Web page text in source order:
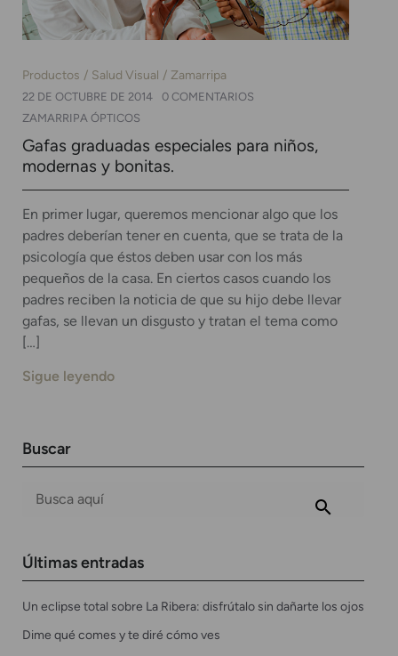
Productos Salud Visual Zamarripa
22 DE OCTUBRE DE 2014
0 COMENTARIOS
ZAMARRIPA ÓPTICOS
Gafas graduadas especiales para niños,
modernas y bonitas.
En primer lugar, queremos mencionar algo que los
padres deberían tener en cuenta, que se trata de la
psicología que éstos deben usar con los más
pequeños de la casa. En ciertos casos cuando los
padres reciben la noticia de que su hijo debe llevar
gafas, se llevan un disgusto y tratan el tema como
[…]
Sigue leyendo
Buscar
Últimas entradas
Un eclipse total sobre La Ribera: disfrútalo sin dañarte los ojos
Dime qué comes y te diré cómo ves